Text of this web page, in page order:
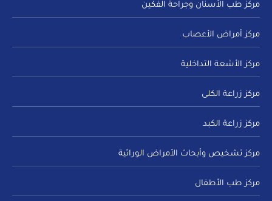
مركز طب الأسنان وجراحة الفكين
مركز أمراض الأعصاب
مركز الأشعة التداخلية
مركز زراعة الكلى
مركز زراعة الكبد
مركز تشخيص وأبحاث الأمراض الوراثية
مركز طب الأطفال